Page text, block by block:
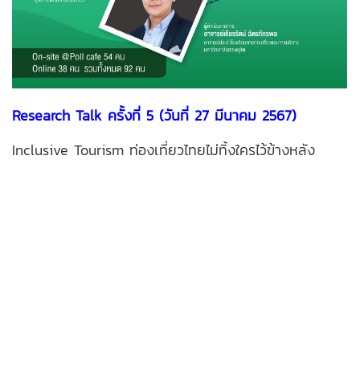
Research Talk ครั้งที่ 5 (วันที่ 27 มีนาคม 2567)
Inclusive Tourism ท่องเที่ยวไทยไม่ทิ้งใครไว้ข้างหลัง